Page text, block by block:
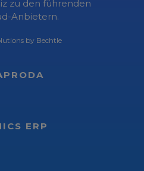
zu den führenden
Anbietern.
by Bechtle
ERP